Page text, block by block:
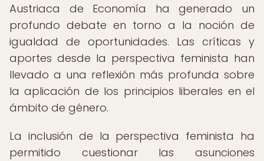
Austriaca de Economía ha generado un
profundo debate en torno a la noción de
igualdad de oportunidades. Las críticas y
aportes desde la perspectiva feminista han
llevado a una reflexión más profunda sobre
la aplicación de los principios liberales en el
ámbito de género.
La inclusión de la perspectiva feminista ha
permitido cuestionar las asunciones